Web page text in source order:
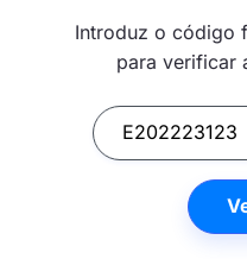
Introduz o código
para verificar